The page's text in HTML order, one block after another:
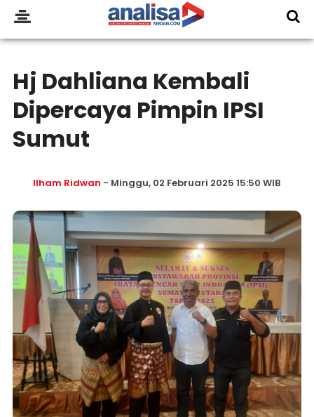
Hj Dahliana Kembali
Dipercaya Pimpin IPSI
Sumut
Ilham Ridwan - Minggu, 02 Februari 2025 15:50 WIB